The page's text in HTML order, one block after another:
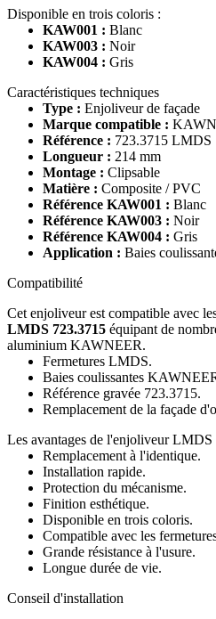
Disponible en trois coloris :
KAW001 : Blanc
KAW003 : Noir
KAW004 : Gris
Caractéristiques techniques
Type : Enjoliveur de façade
Marque compatible :
Référence : 723.3715 LMDS
Longueur : 214 mm
Montage : Clipsable
Matière : Composite / PVC
Référence KAW001 : Blanc
Référence KAW003 : Noir
Référence KAW004 : Gris
Application : Baies
Compatibilité
Cet enjoliveur est compatible avec
LMDS 723.3715 équipant de
aluminium KAWNEER.
Fermetures LMDS.
Baies coulissantes
Référence gravée 723.3715.
Remplacement de la façade
Les avantages de l'enjoliveur LMDS
Remplacement à l'identique.
Installation rapide.
Protection du mécanisme.
Finition esthétique.
Disponible en trois coloris.
Compatible avec les
Grande résistance à l'usure.
Longue durée de vie.
Conseil d'installation